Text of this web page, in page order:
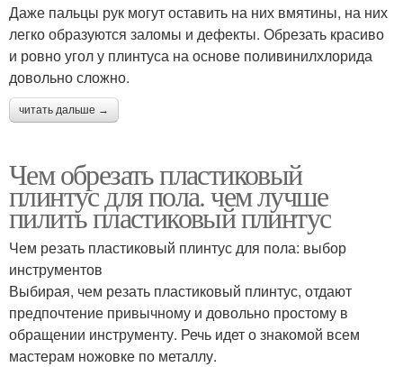
Даже пальцы рук могут оставить на них вмятины, на них
легко образуются заломы и дефекты. Обрезать красиво
и ровно угол у плинтуса на основе поливинилхлорида
довольно сложно.
читать дальше →
Чем обрезать пластиковый
плинтус для пола. чем лучше
пилить пластиковый плинтус
Чем резать пластиковый плинтус для пола: выбор
инструментов
Выбирая, чем резать пластиковый плинтус, отдают
предпочтение привычному и довольно простому в
обращении инструменту. Речь идет о знакомой всем
мастерам ножовке по металлу.